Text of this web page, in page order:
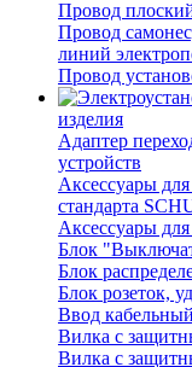
Провод
Провод
линий
Провод
изделия
Адаптер
устройств
Аксессуары
стандарта
Аксессуары
Блок
Блок
Блок розеток,
Ввод
Вилка с
Вилка с